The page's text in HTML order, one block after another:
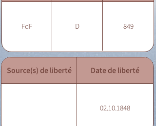
FdF D 849
Source(s) de liberté Date de liberté
02.10.1848